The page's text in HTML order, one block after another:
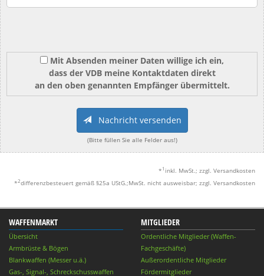
Mit Absenden meiner Daten willige ich ein,
dass der VDB meine Kontaktdaten direkt
an den oben genannten Empfänger übermittelt.
Nachricht versenden
(Bitte füllen Sie alle Felder aus!)
* 1 inkl. MwSt.; zzgl. Versandkosten
*2differenzbesteuert gemäß §25a UStG.;MwSt. nicht ausweisbar; zzgl. Versandkosten
WAFFENMARKT
Übersicht
Armbrüste & Bögen
Blankwaffen (Messer u.ä.)
Gas-, Signal-, Schreckschusswaffen
MITGLIEDER
Ordentliche Mitglieder (Waffen-
Fachgeschäfte)
Außerordentliche Mitglieder
Fördermitglieder